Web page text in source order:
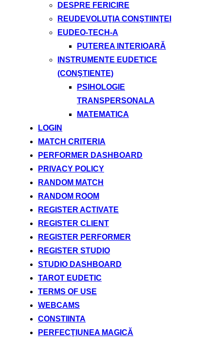
DESPRE FERICIRE
REUDEVOLUŢIA CONŞTIINŢEI
EUDEO-TECH-A
PUTEREA INTERIOARĂ
INSTRUMENTE EUDETICE
(CONŞTIENTE)
PSIHOLOGIE
TRANSPERSONALA
MATEMATICA
LOGIN
MATCH CRITERIA
PERFORMER DASHBOARD
PRIVACY POLICY
RANDOM MATCH
RANDOM ROOM
REGISTER ACTIVATE
REGISTER CLIENT
REGISTER PERFORMER
REGISTER STUDIO
STUDIO DASHBOARD
TAROT EUDETIC
TERMS OF USE
WEBCAMS
CONSTIINTA
PERFECŢIUNEA MAGICĂ